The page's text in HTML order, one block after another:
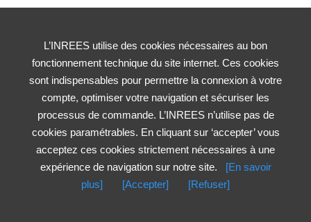
L’INREES utilise des cookies nécessaires au bon
fonctionnement technique du site internet. Ces cookies
sont indispensables pour permettre la connexion à votre
compte, optimiser votre navigation et sécuriser les
processus de commande. L’INREES n’utilise pas de
cookies paramétrables. En cliquant sur ‘accepter’ vous
acceptez ces cookies strictement nécessaires à une
expérience de navigation sur notre site.
[En savoir
plus]
[Accepter] [Refuser]